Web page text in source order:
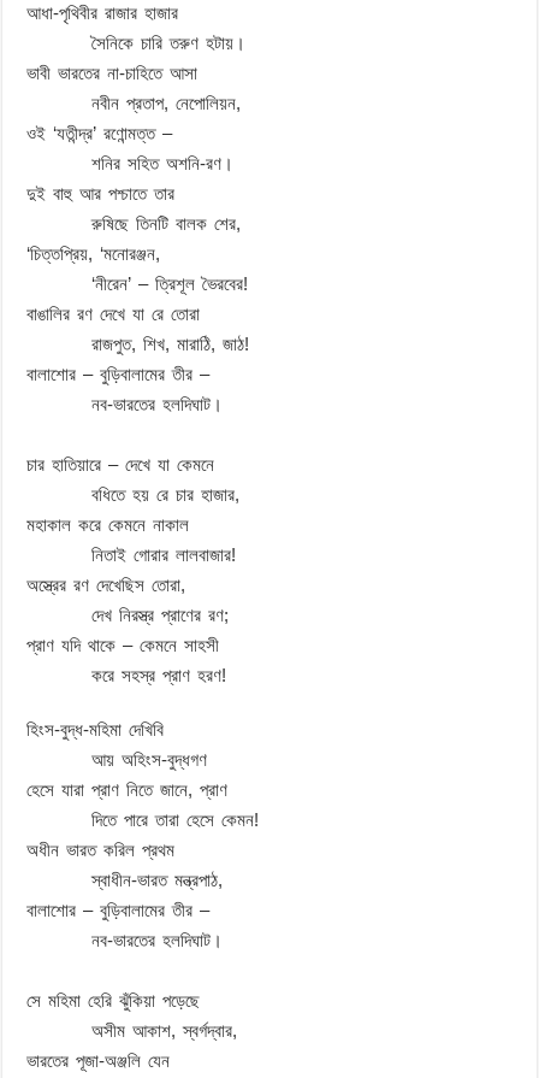
আধা-পৃথিবীর রাজার হাজার
সৈনিকে চারি তরুণ হটায়।
ভাবী ভারতের না-চাহিতে আসা
নবীন প্রতাপ, নেপোলিয়ন,
ওই ‘যতীন্দ্র’ রণোন্মত্ত –
শনির সহিত অশনি-রণ।
দুই বাহু আর পশ্চাতে তার
রুষিছে তিনটি বালক শের,
‘চিত্তপ্রিয়, ‘মনোরঞ্জন,
‘নীরেন’ – ত্রিশূল ভৈরবের!
বাঙালির রণ দেখে যা রে তোরা
রাজপুত, শিখ, মারাঠি, জাঠ!
বালাশোর – বুড়িবালামের তীর –
নব-ভারতের হলদিঘাট।
চার হাতিয়ারে – দেখে যা কেমনে
বধিতে হয় রে চার হাজার,
মহাকাল করে কেমনে নাকাল
নিতাই গোরার লালবাজার!
অস্ত্রের রণ দেখেছিস তোরা,
দেখ নিরস্ত্র প্রাণের রণ;
প্রাণ যদি থাকে – কেমনে সাহসী
করে সহস্র প্রাণ হরণ!
হিংস-বুদ্ধ-মহিমা দেখিবি
আয় অহিংস-বুদ্ধগণ
হেসে যারা প্রাণ নিতে জানে, প্রাণ
দিতে পারে তারা হেসে কেমন!
অধীন ভারত করিল প্রথম
স্বাধীন-ভারত মন্ত্রপাঠ,
বালাশোর – বুড়িবালামের তীর –
নব-ভারতের হলদিঘাট।
সে মহিমা হেরি ঝুঁকিয়া পড়েছে
অসীম আকাশ, স্বর্গদ্বার,
ভারতের পূজা-অঞ্জলি যেন